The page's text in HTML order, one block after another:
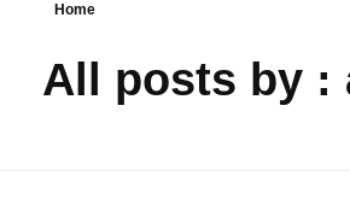
ผลงานถมดิน
Home
All posts by :